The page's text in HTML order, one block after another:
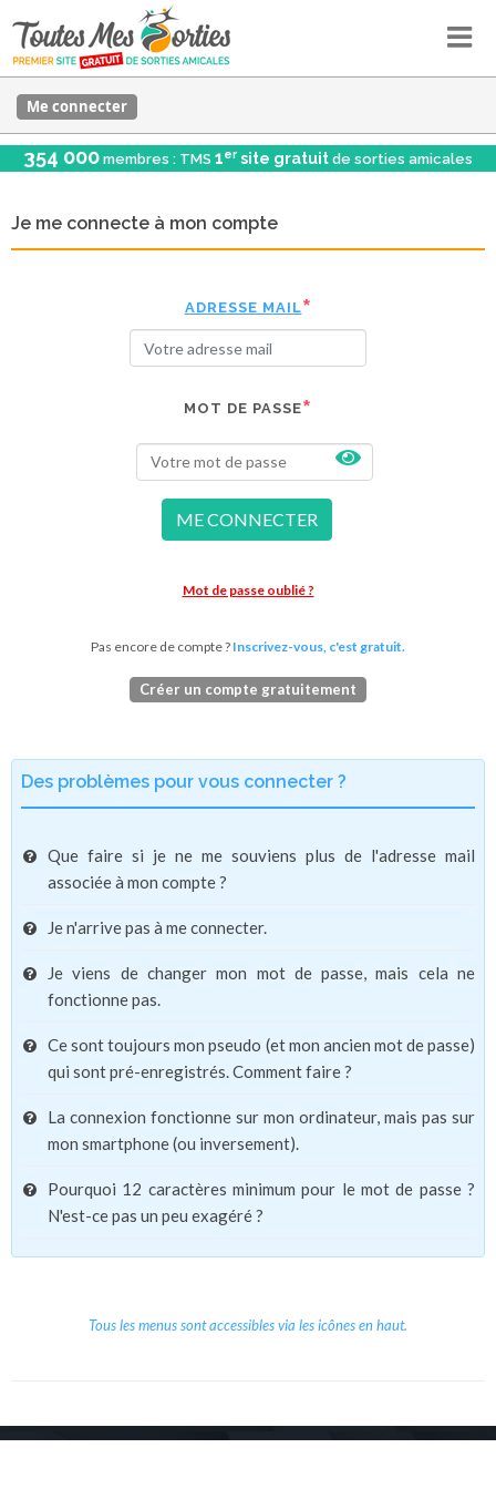
Me connecter
354 000 membres : TMS 1er site gratuit de sorties amicales
Je me connecte à mon compte
ADRESSE MAIL
MOT DE PASSE
ME CONNECTER
Mot de passe oublié ?
Pas encore de compte ? Inscrivez-vous, c'est gratuit.
Créer un compte gratuitement
Des problèmes pour vous connecter ?
Que faire si je ne me souviens plus de l'adresse mail
associée à mon compte ?
Je n'arrive pas à me connecter.
Je viens de changer mon mot de passe, mais cela ne
fonctionne pas.
Ce sont toujours mon pseudo (et mon ancien mot de passe)
qui sont pré-enregistrés. Comment faire ?
La connexion fonctionne sur mon ordinateur, mais pas sur
mon smartphone (ou inversement).
Pourquoi 12 caractères minimum pour le mot de passe ?
N'est-ce pas un peu exagéré ?
Tous les menus sont accessibles via les icônes en haut.